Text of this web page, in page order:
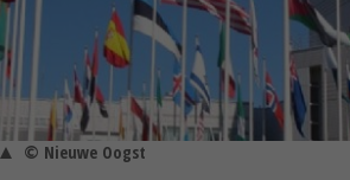
© Nieuwe Oogst